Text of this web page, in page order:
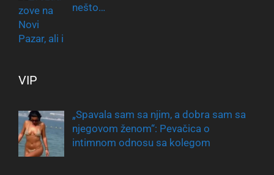
nešto…
VIP
„Spavala sam sa njim, a dobra sam sa
njegovom ženom“: Pevačica o
intimnom odnosu sa kolegom